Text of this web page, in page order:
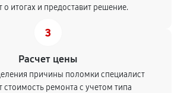
итогах и предоставит решение.
3
Расчет цены
причины поломки специалист
стоимость ремонта с учетом типа